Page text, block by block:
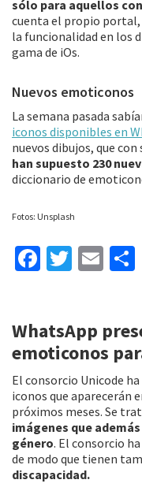
sólo para aquellos
cuenta el propio portal,
la funcionalidad en los
gama de iOs.
Nuevos emoticonos
La semana pasada
iconos disponibles en
nuevos dibujos, que
han supuesto 230
diccionario de
Fotos: Unsplash
Fa
o
o
k
T
er
E
l
WhatsApp
emoticonos
El consorcio Unicode
iconos que aparecerán
próximos meses. Se
imágenes que
género. El consorcio
de modo que tienen
discapacidad.